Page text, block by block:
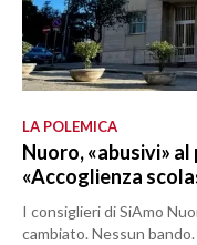
LA POLEMICA
Nuoro, «abusivi»
«Accoglienza
I consiglieri di SiAmo
cambiato. Nessun